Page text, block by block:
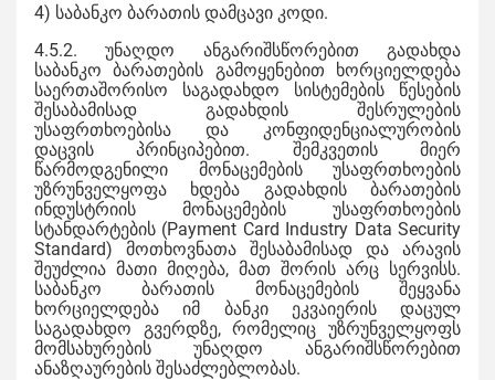
4) საბანკო ბარათის დამცავი კოდი.
4.5.2. უნაღდო ანგარიშსწორებით გადახდა
საბანკო ბარათების გამოყენებით ხორციელდება
საერთაშორისო საგადახდო სისტემების წესების
შესაბამისად გადახდის შესრულების
უსაფრთხოებისა და კონფიდენციალურობის
დაცვის პრინციპებით. შემკვეთის მიერ
წარმოდგენილი მონაცემების უსაფრთხოების
უზრუნველყოფა ხდება გადახდის ბარათების
ინდუსტრიის მონაცემების უსაფრთხოების
სტანდარტების (Payment Card Industry Data Security
Standard) მოთხოვნათა შესაბამისად და არავის
შეუძლია მათი მიღება, მათ შორის არც სერვისს.
საბანკო ბარათის მონაცემების შეყვანა
ხორციელდება იმ ბანკი ეკვაიერის დაცულ
საგადახდო გვერდზე, რომელიც უზრუნველყოფს
მომსახურების უნაღდო ანგარიშსწორებით
ანაზღაურების შესაძლებლობას.